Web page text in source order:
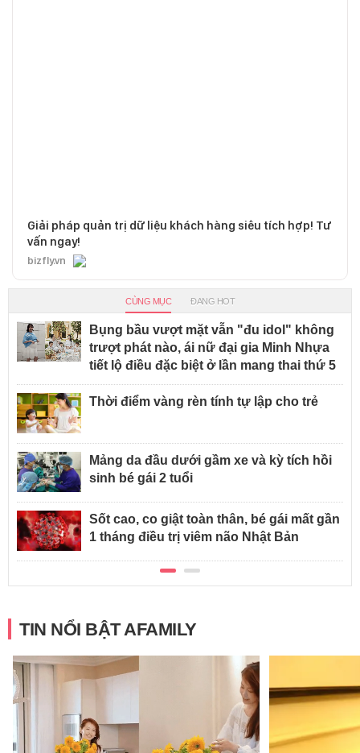
Giải pháp quản trị dữ liệu khách hàng siêu tích hợp! Tư
vấn ngay!
bizfly.vn
CÙNG MỤC ĐANG HOT
Bụng bầu vượt mặt vẫn "đu idol" không
trượt phát nào, ái nữ đại gia Minh Nhựa
tiết lộ điều đặc biệt ở lần mang thai thứ 5
Thời điểm vàng rèn tính tự lập cho trẻ
Mảng da đầu dưới gầm xe và kỳ tích hồi
sinh bé gái 2 tuổi
Sốt cao, co giật toàn thân, bé gái mất gần
1 tháng điều trị viêm não Nhật Bản
TIN NỔI BẬT AFAMILY